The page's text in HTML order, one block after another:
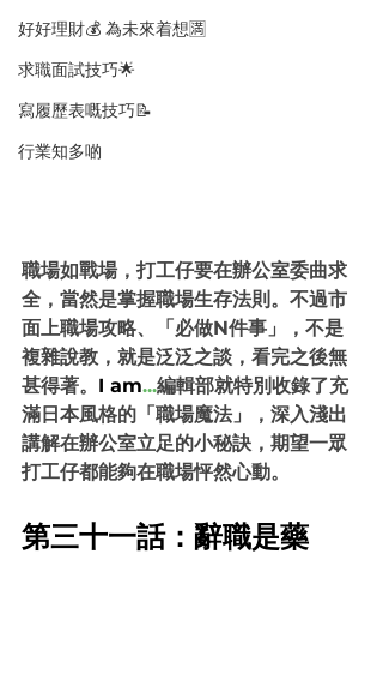
好好理財💰 為未來着想🈵
求職面試技巧🌟
寫履歷表嘅技巧📝
行業知多啲
職場如戰場，打工仔要在辦公室委曲求
全，當然是掌握職場生存法則。不過市
面上職場攻略、「必做N件事」，不是
複雜說教，就是泛泛之談，看完之後無
甚得著。 I am...編輯部就特別收錄了充
滿日本風格的「職場魔法」，深入淺出
講解在辦公室立足的小秘訣，期望一眾
打工仔都能夠在職場怦然心動。
第三十一話：辭職是藥